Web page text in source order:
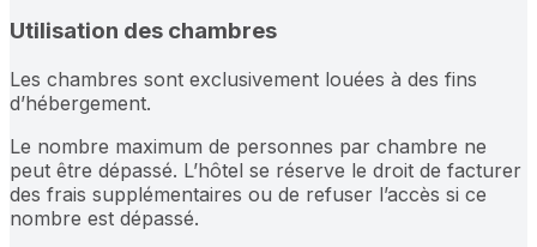
Utilisation des chambres
Les chambres sont exclusivement louées à des fins
d’hébergement.
Le nombre maximum de personnes par chambre ne
peut être dépassé. L’hôtel se réserve le droit de facturer
des frais supplémentaires ou de refuser l’accès si ce
nombre est dépassé.